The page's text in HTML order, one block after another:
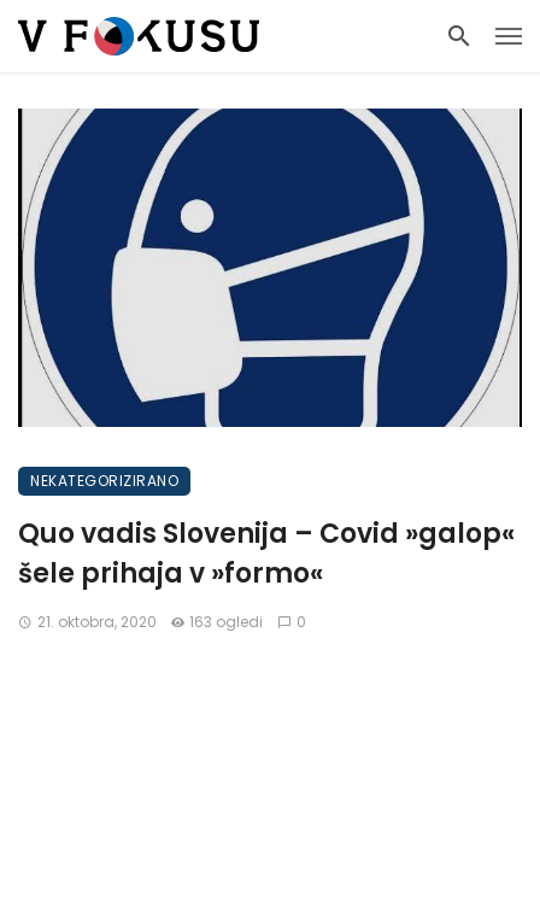
NEKATEGORIZIRANO
Quo vadis Slovenija – Covid »galop«
šele prihaja v »formo«
21. oktobra, 2020 163 ogledi 0